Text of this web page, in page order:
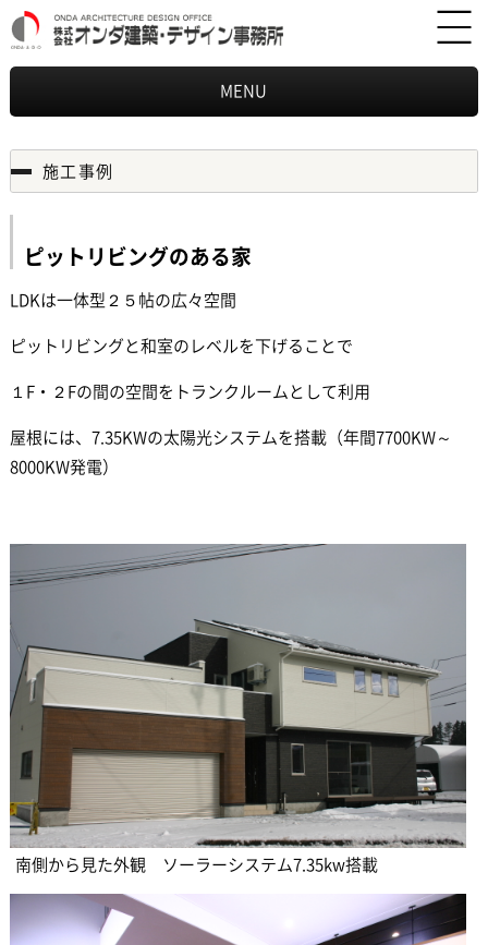
MENU
施工事例
ピットリビングのある家
LDKは一体型２５帖の広々空間
ピットリビングと和室のレベルを下げることで
１F・２Fの間の空間をトランクルームとして利用
屋根には、7.35KWの太陽光システムを搭載（年間7700KW～
8000KW発電）
南側から見た外観 ソーラーシステム7.35kw搭載